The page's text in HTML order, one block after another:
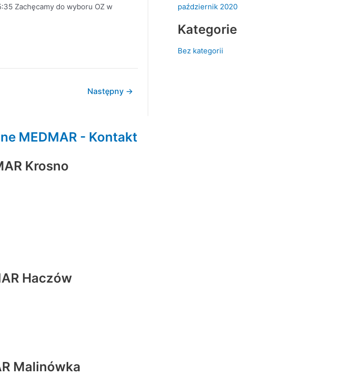
Zachęcamy do wyboru OZ w
Następny →
październik 2020
Kategorie
Bez kategorii
MEDMAR - Kontakt
Krosno
Haczów
Malinówka